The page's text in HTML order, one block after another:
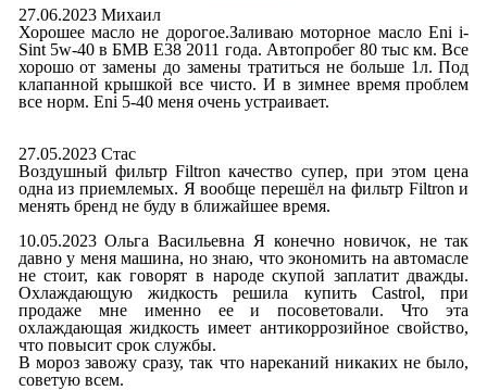
27.06.2023 Михаил
Хорошее масло не дорогое.Заливаю моторное масло Eni i-
Sint 5w-40 в БМВ E38 2011 года. Автопробег 80 тыс км. Все
хорошо от замены до замены тратиться не больше 1л. Под
клапанной крышкой все чисто. И в зимнее время проблем
все норм. Eni 5-40 меня очень устраивает.
27.05.2023 Стас
Воздушный фильтр Filtron качество супер, при этом цена
одна из приемлемых. Я вообще перешёл на фильтр Filtron и
менять бренд не буду в ближайшее время.
10.05.2023 Ольга Васильевна Я конечно новичок, не так
давно у меня машина, но знаю, что экономить на автомасле
не стоит, как говорят в народе скупой заплатит дважды.
Охлаждающую жидкость решила купить Castrol, при
продаже мне именно ее и посоветовали. Что эта
охлаждающая жидкость имеет антикоррозийное свойство,
что повысит срок службы.
В мороз завожу сразу, так что нареканий никаких не было,
советую всем.